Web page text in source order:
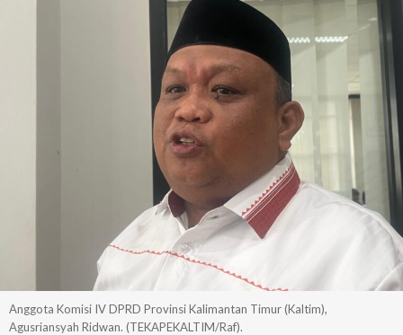
Anggota Komisi IV DPRD Provinsi Kalimantan Timur (Kaltim),
Agusriansyah Ridwan. (TEKAPEKALTIM/Raf).